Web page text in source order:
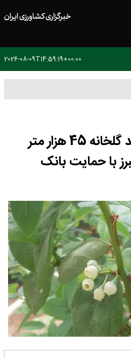
خبرگزاری کشاورزی ایران
2026-08-09T14:59:19+00:00
بهره برداری از واحد گلخانه 45 هزار متر
با حمایت بانک